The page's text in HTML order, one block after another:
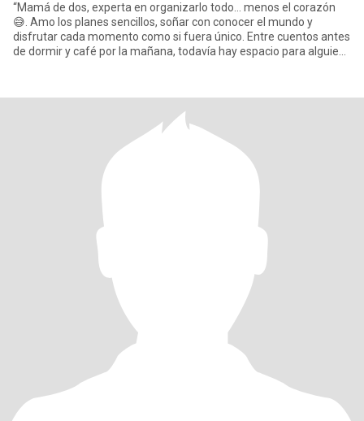
“Mamá de dos, experta en organizarlo todo… menos el corazón
😅. Amo los planes sencillos, soñar con conocer el mundo y
disfrutar cada momento como si fuera único. Entre cuentos antes
de dormir y café por la mañana, todavía hay espacio para alguien